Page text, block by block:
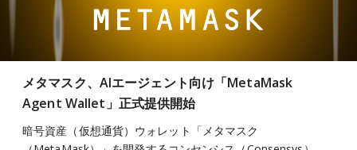
メタマスク、AIエージェント向け「MetaMask
Agent Wallet」正式提供開始
暗号資産（仮想通貨）ウォレット「メタマスク